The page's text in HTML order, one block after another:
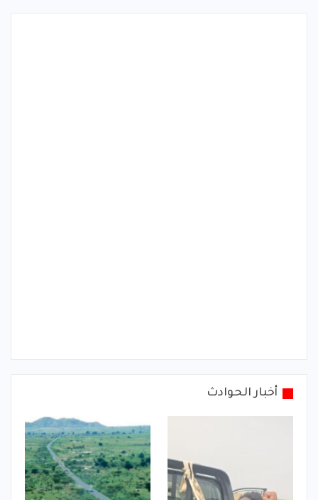
أخبار الحوادث